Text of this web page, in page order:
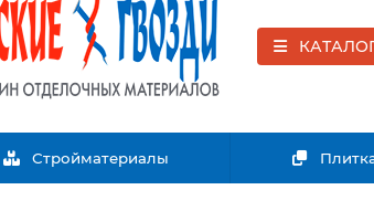
Стройматериалы